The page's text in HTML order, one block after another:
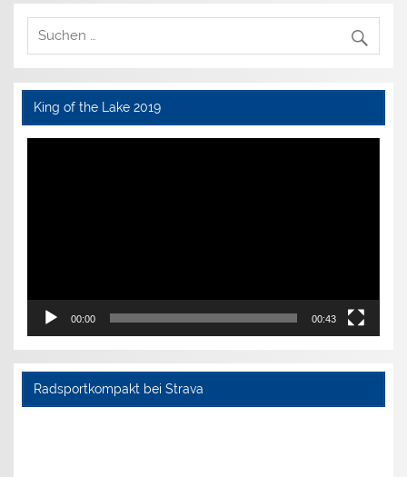
King of the Lake 2019
Video-
00:00 00:43
Radsportkompakt bei Strava